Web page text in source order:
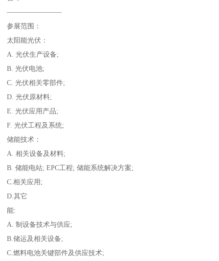
————————
参展范围：
太阳能光伏：
A. 光伏生产设备;
B. 光伏电池;
C. 光伏相关零部件;
D. 光伏原材料;
E. 光伏应用产品;
F. 光伏工程及系统;
储能技术：
A. 相关设备及材料;
B. 储能电站; EPC工程; 储能系统解决方案;
C.相关应用;
D.其它
能:
A. 制设备技术与供应;
B.储运及相关设备;
C.燃料电池关键部件及供应技术;